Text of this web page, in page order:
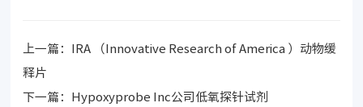
上一篇：
IRA （Innovative Research of America ）动物缓
释片
下一篇：
Hypoxyprobe Inc公司低氧探针试剂